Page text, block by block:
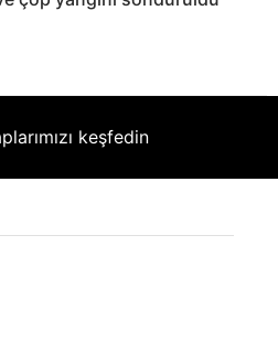
keşfedin